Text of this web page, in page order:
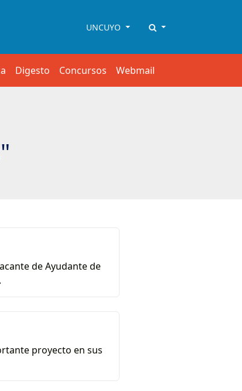
UNCUYO
Digesto Concursos Webmail
de Ayudante de
proyecto en sus